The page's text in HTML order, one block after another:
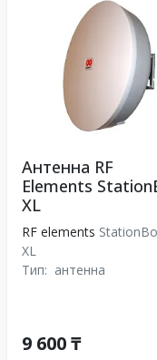
Антенна RF
Elements
XL
RF elements
XL
Тип: антенна
9 600 ₸